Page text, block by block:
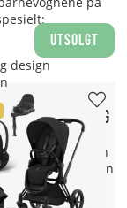
design
et trygt valg
og funksjon i en
av Generation
– uten å
starten av.
Utsolgt